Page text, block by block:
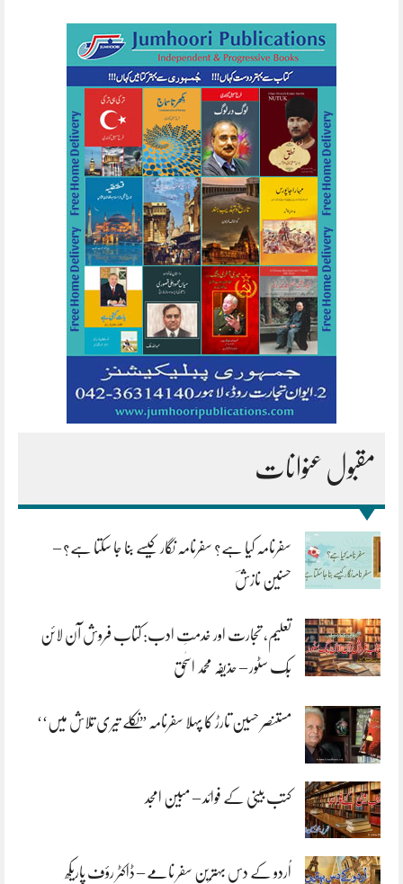
مقبول عنوانات
سفرنامہ کیا ہے؟ سفرنامہ نگار کیسے بنا جا سکتا ہے؟ –
حسنین نازشؔ
تعلیم، تجارت اور خدمتِ ادب: کتاب فروش آن لائن
بُک سٹور – حذیفہ محمد اسحٰق
مستنصر حسین تارڑ کا پہلا سفرنامہ ”نکلے تیری تلاش میں‘‘
کتب بینی کے فوائد – مبین امجد
اُردو کے دس بہترین سفر نامے – ڈاکٹر رؤف پاریکھ